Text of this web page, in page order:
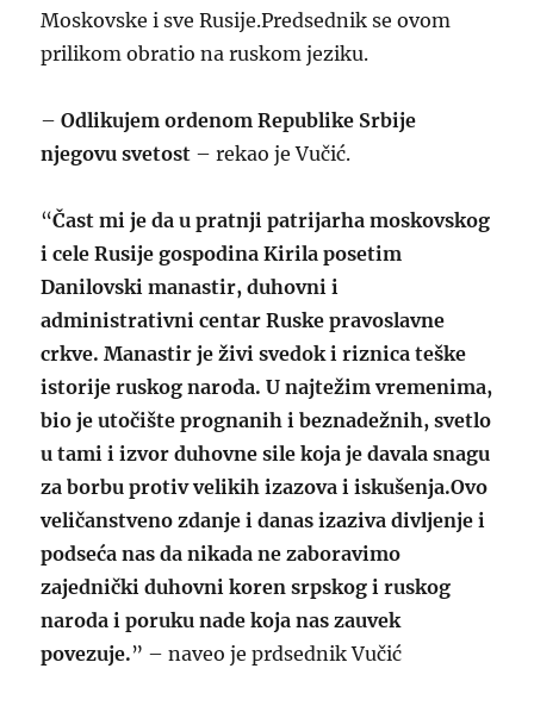
Moskovske i sve Rusije.Predsednik se ovom
prilikom obratio na ruskom jeziku.
– Odlikujem ordenom Republike Srbije
njegovu svetost – rekao je Vučić.
“Čast mi je da u pratnji patrijarha moskovskog
i cele Rusije gospodina Kirila posetim
Danilovski manastir, duhovni i
administrativni centar Ruske pravoslavne
crkve. Manastir je živi svedok i riznica teške
istorije ruskog naroda. U najtežim vremenima,
bio je utočište prognanih i beznadežnih, svetlo
u tami i izvor duhovne sile koja je davala snagu
za borbu protiv velikih izazova i iskušenja.Ovo
veličanstveno zdanje i danas izaziva divljenje i
podseća nas da nikada ne zaboravimo
zajednički duhovni koren srpskog i ruskog
naroda i poruku nade koja nas zauvek
povezuje.” – naveo je prdsednik Vučić